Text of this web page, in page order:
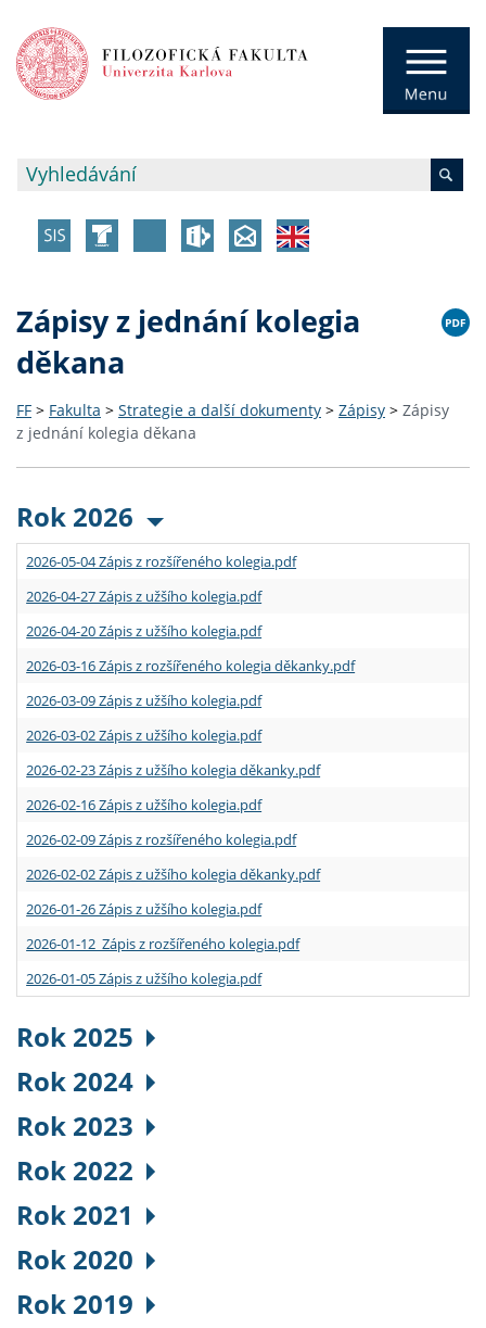
Zápisy z jednání kolegia
děkana
FF > Fakulta > Strategie a další dokumenty > Zápisy > Zápisy
z jednání kolegia děkana
Rok 2026
2026-05-04 Zápis z rozšířeného kolegia.pdf
2026-04-27 Zápis z užšího kolegia.pdf
2026-04-20 Zápis z užšího kolegia.pdf
2026-03-16 Zápis z rozšířeného kolegia děkanky.pdf
2026-03-09 Zápis z užšího kolegia.pdf
2026-03-02 Zápis z užšího kolegia.pdf
2026-02-23 Zápis z užšího kolegia děkanky.pdf
2026-02-16 Zápis z užšího kolegia.pdf
2026-02-09 Zápis z rozšířeného kolegia.pdf
2026-02-02 Zápis z užšího kolegia děkanky.pdf
2026-01-26 Zápis z užšího kolegia.pdf
2026-01-12 Zápis z rozšířeného kolegia.pdf
2026-01-05 Zápis z užšího kolegia.pdf
Rok 2025
Rok 2024
Rok 2023
Rok 2022
Rok 2021
Rok 2020
Rok 2019